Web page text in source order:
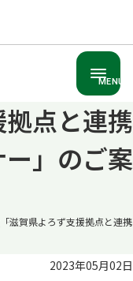
MENU
拠点と連携
」のご案
「滋賀県よろず支援拠点と連
2023年05月02日